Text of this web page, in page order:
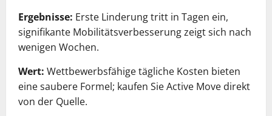
Ergebnisse: Erste Linderung tritt in Tagen ein,
signifikante Mobilitätsverbesserung zeigt sich nach
wenigen Wochen.
Wert: Wettbewerbsfähige tägliche Kosten bieten
eine saubere Formel; kaufen Sie Active Move direkt
von der Quelle.